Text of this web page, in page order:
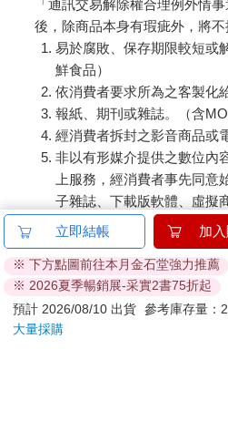
「通訊交易解除權合理例外情
後，除商品本身有瑕疵外，將不
易於腐敗、保存期限較短或
鮮食品）
依消費者要求所為之客製化
報紙、期刊或雜誌。（含
經消費者拆封之影音商品或
非以有形媒介提供之數位內
上服務，經消費者事先同
子雜誌、下載版軟體、虛擬
已拆封之個人衛生用品。（
刀…等）
若非上列種類商品，均享有到貨
日）。
辦理退換貨時，商品（組合商
是您收到商品時的原始狀態（包
立即結帳 加
※ 下方點圖前往本月金石堂強力推薦
※ 2026夏季暢銷展-采實2書75折起
預計 2026/08/10 出貨 參考庫存量
大量採購